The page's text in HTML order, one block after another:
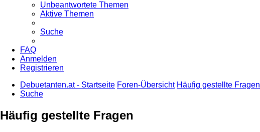
Unbeantwortete Themen
Aktive Themen
Suche
FAQ
Anmelden
Registrieren
Debuetanten.at - Startseite Foren-Übersicht Häufig gestellte Fragen
Suche
Häufig gestellte Fragen